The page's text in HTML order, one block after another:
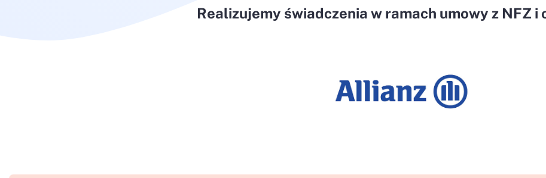
Realizujemy świadczenia w ramach umowy z NFZ i